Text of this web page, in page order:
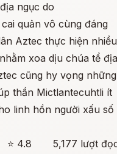
ngục do
quản vô cùng đáng
Aztec thực hiện nhiều
xoa dịu chúa tể địa
cũng hy vọng những
thần Mictlantecuhtli ít
linh hồn người xấu số
⭐ 4.8
5,177 lượt